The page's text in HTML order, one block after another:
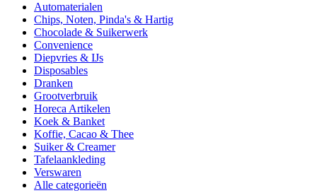
Automaterialen
Chips, Noten, Pinda's & Hartig
Chocolade & Suikerwerk
Convenience
Diepvries & IJs
Disposables
Dranken
Grootverbruik
Horeca Artikelen
Koek & Banket
Koffie, Cacao & Thee
Suiker & Creamer
Tafelaankleding
Verswaren
Alle categorieën